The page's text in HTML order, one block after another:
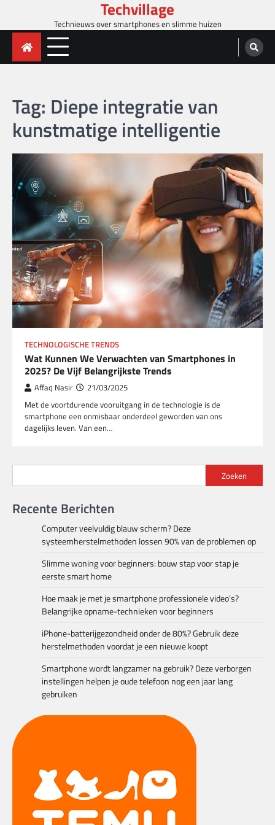
content
Techvillage
Technieuws over smartphones en slimme huizen
Tag: Diepe integratie van
kunstmatige intelligentie
TECHNOLOGISCHE TRENDS
Wat Kunnen We Verwachten van Smartphones in
2025? De Vijf Belangrijkste Trends
Affaq Nasir 21/03/2025
Met de voortdurende vooruitgang in de technologie is de
smartphone een onmisbaar onderdeel geworden van ons
dagelijks leven. Van een…
Zoeken
Recente Berichten
Computer veelvuldig blauw scherm? Deze
systeemherstelmethoden lossen 90% van de problemen op
Slimme woning voor beginners: bouw stap voor stap je
eerste smart home
Hoe maak je met je smartphone professionele video’s?
Belangrijke opname-technieken voor beginners
iPhone-batterijgezondheid onder de 80%? Gebruik deze
herstelmethoden voordat je een nieuwe koopt
Smartphone wordt langzamer na gebruik? Deze verborgen
instellingen helpen je oude telefoon nog een jaar lang
gebruiken